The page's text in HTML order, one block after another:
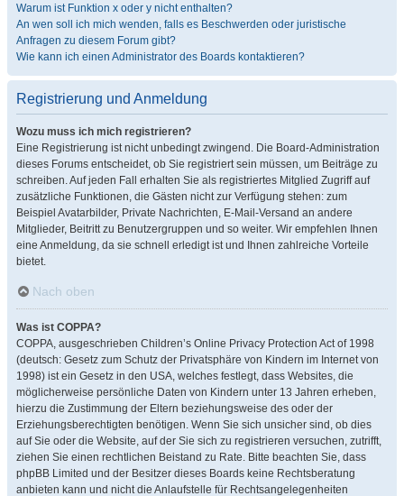
Warum ist Funktion x oder y nicht enthalten?
An wen soll ich mich wenden, falls es Beschwerden oder juristische
Anfragen zu diesem Forum gibt?
Wie kann ich einen Administrator des Boards kontaktieren?
Registrierung und Anmeldung
Wozu muss ich mich registrieren?
Eine Registrierung ist nicht unbedingt zwingend. Die Board-Administration
dieses Forums entscheidet, ob Sie registriert sein müssen, um Beiträge zu
schreiben. Auf jeden Fall erhalten Sie als registriertes Mitglied Zugriff auf
zusätzliche Funktionen, die Gästen nicht zur Verfügung stehen: zum
Beispiel Avatarbilder, Private Nachrichten, E-Mail-Versand an andere
Mitglieder, Beitritt zu Benutzergruppen und so weiter. Wir empfehlen Ihnen
eine Anmeldung, da sie schnell erledigt ist und Ihnen zahlreiche Vorteile
bietet.
Nach oben
Was ist COPPA?
COPPA, ausgeschrieben Children’s Online Privacy Protection Act of 1998
(deutsch: Gesetz zum Schutz der Privatsphäre von Kindern im Internet von
1998) ist ein Gesetz in den USA, welches festlegt, dass Websites, die
möglicherweise persönliche Daten von Kindern unter 13 Jahren erheben,
hierzu die Zustimmung der Eltern beziehungsweise des oder der
Erziehungsberechtigten benötigen. Wenn Sie sich unsicher sind, ob dies
auf Sie oder die Website, auf der Sie sich zu registrieren versuchen, zutrifft,
ziehen Sie einen rechtlichen Beistand zu Rate. Bitte beachten Sie, dass
phpBB Limited und der Besitzer dieses Boards keine Rechtsberatung
anbieten kann und nicht die Anlaufstelle für Rechtsangelegenheiten